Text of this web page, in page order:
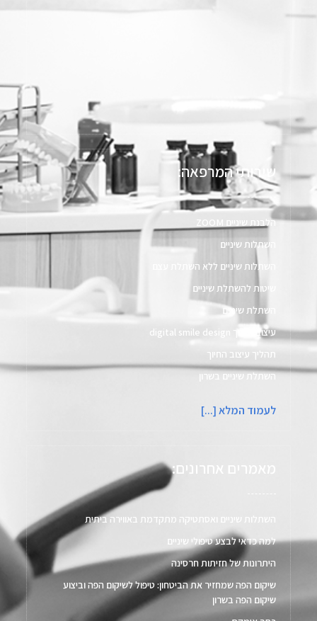
שירותי המרפאה:
הלבנת שיניים ZOOM
השתלות שיניים
השתלות שיניים ללא השתלת עצם​
שיטות להשתלת שיניים
השתלת שיניים
עיצוב החיוך digital smile design​
תהליך עיצוב החיוך
השתלת שיניים בשרון
לעמוד המלא [...]
מאמרים אחרונים:
השתלות שיניים ואסתטיקה מתקדמת באווירה ביתית
למה כדאי לבצע טיפולי שיניים
היתרונות של חזיתות חרסינה
שיקום הפה שמחזיר את הביטחון: טיפול לשיקום הפה וביצוע
שיקום הפה בשרון